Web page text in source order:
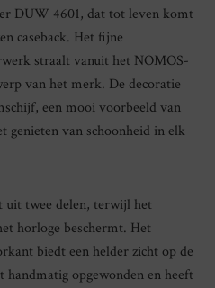
DUW 4601, dat tot leven komt
caseback. Het fijne
straalt vanuit het NOMOS-
van het merk. De decoratie
een mooi voorbeeld van
genieten van schoonheid in elk
uit twee delen, terwijl het
horloge beschermt. Het
biedt een helder zicht op de
opgewonden en heeft